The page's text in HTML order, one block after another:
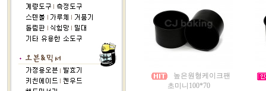
높은원형케이크팬
초미니100*70